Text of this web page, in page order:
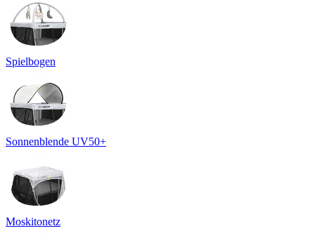
Spielbogen
Sonnenblende UV50+
Moskitonetz